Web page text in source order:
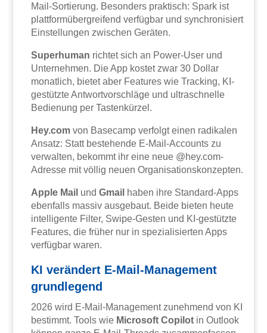
Mail-Sortierung. Besonders praktisch: Spark ist
plattformübergreifend verfügbar und synchronisiert
Einstellungen zwischen Geräten.
Superhuman richtet sich an Power-User und
Unternehmen. Die App kostet zwar 30 Dollar
monatlich, bietet aber Features wie Tracking, KI-
gestützte Antwortvorschläge und ultraschnelle
Bedienung per Tastenkürzel.
Hey.com von Basecamp verfolgt einen radikalen
Ansatz: Statt bestehende E-Mail-Accounts zu
verwalten, bekommt ihr eine neue @hey.com-
Adresse mit völlig neuen Organisationskonzepten.
Apple Mail undGmail haben ihre Standard-Apps
ebenfalls massiv ausgebaut. Beide bieten heute
intelligente Filter, Swipe-Gesten und KI-gestützte
Features, die früher nur in spezialisierten Apps
verfügbar waren.
KI verändert E-Mail-Management
grundlegend
2026 wird E-Mail-Management zunehmend von KI
bestimmt. Tools wie Microsoft Copilot in Outlook